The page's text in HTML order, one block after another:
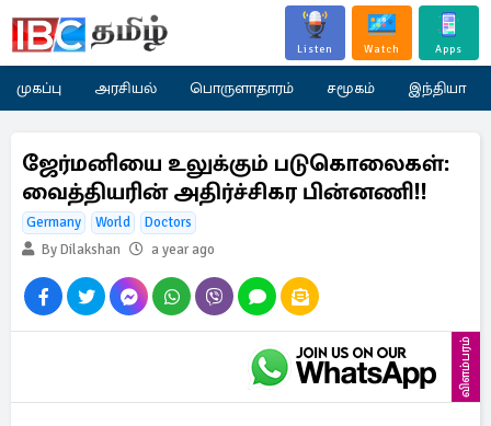
Listen Watch Apps
முகப்பு அரசியல் பொருளாதாரம் சமூகம் இந்தியா
ஜேர்மனியை உலுக்கும் படுகொலைகள்:
வைத்தியரின் அதிர்ச்சிகர பின்னணி!!
Germany World
Doctors
By Dilakshan
a year ago
விளம்பரம்